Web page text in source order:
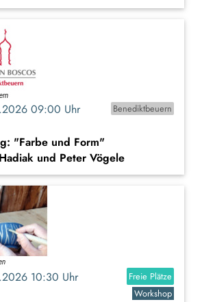
09:00 Uhr
Benediktbeuern
"Farbe und Form"
und Peter Vögele
10:30 Uhr
Freie Plätze
Workshop